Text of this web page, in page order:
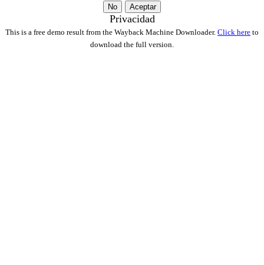
No Aceptar
Privacidad
This is a free demo result from the Wayback Machine Downloader. Click here to
download the full version.